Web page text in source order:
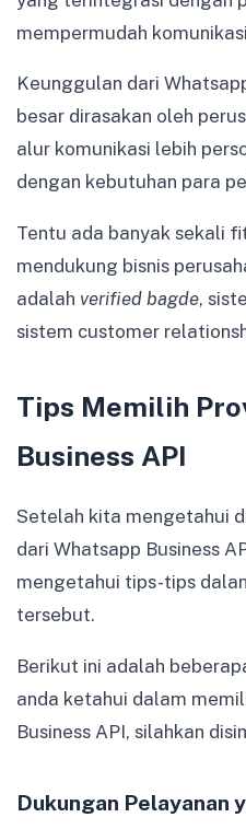
mempermudah
Keunggulan dari
besar dirasakan oleh
alur komunikasi lebih
dengan kebutuhan para
Tentu ada banyak sekali
mendukung bisnis
adalah verified bagde,
sistem customer
Tips Memilih
Business API
Setelah kita mengetahui
dari Whatsapp Business
mengetahui tips-tips
tersebut.
Berikut ini adalah
anda ketahui dalam
Business API, silahkan
Dukungan Pelayanan